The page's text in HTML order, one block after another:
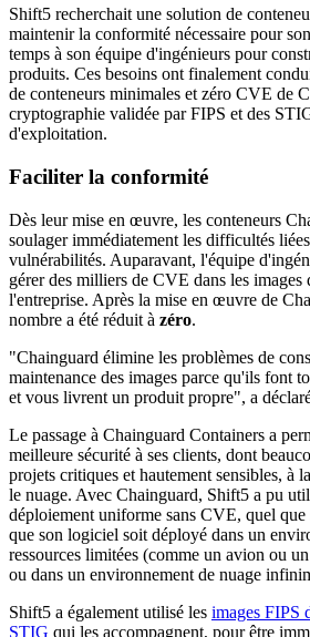
Platform
Image Directory
Updated daily
Chainguard Factory
The Guardener
d'imagesParcourir toutes les images
Shift5 recherchait une solution de
maintenir la conformité nécessaire pour
temps à son équipe d'ingénieurs pour
produits. Ces besoins ont finalement
de conteneurs minimales et zéro CVE de
cryptographie validée par FIPS et des
d'exploitation.
Faciliter la conformité
Dès leur mise en œuvre, les conteneurs
soulager immédiatement les difficultés
vulnérabilités. Auparavant, l'équipe
gérer des milliers de CVE dans les images
l'entreprise. Après la mise en œuvre de
nombre a été réduit à zéro.
"Chainguard élimine les problèmes de
maintenance des images parce qu'ils font
et vous livrent un produit propre", a
Le passage à Chainguard Containers a
meilleure sécurité à ses clients, dont
projets critiques et hautement sensibles, à
le nuage. Avec Chainguard, Shift5 a pu
déploiement uniforme sans CVE, quel
que son logiciel soit déployé dans un
ressources limitées (comme un avion ou
ou dans un environnement de nuage
Shift5 a également utilisé les images FIPS
STIG qui les accompagnent, pour être